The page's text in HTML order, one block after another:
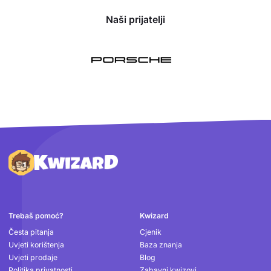
Naši prijatelji
Podnožje
Trebaš pomoć?
Česta pitanja
Uvjeti korištenja
Uvjeti prodaje
Kwizard
Cjenik
Baza znanja
Blog